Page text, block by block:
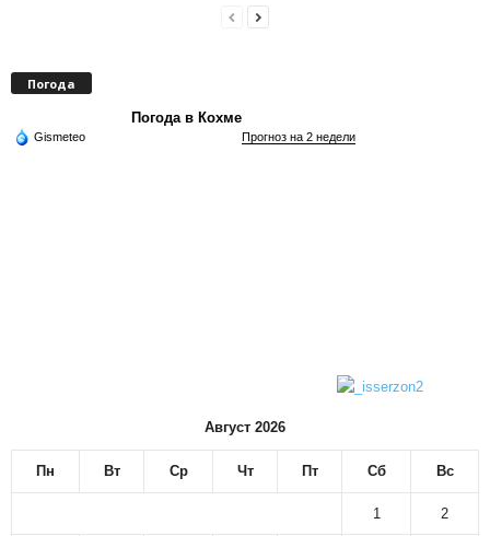
Погода
Погода в Кохме
Gismeteo Прогноз на 2 недели
Август 2026
Пн Вт Ср Чт Пт Сб Вс
1 2